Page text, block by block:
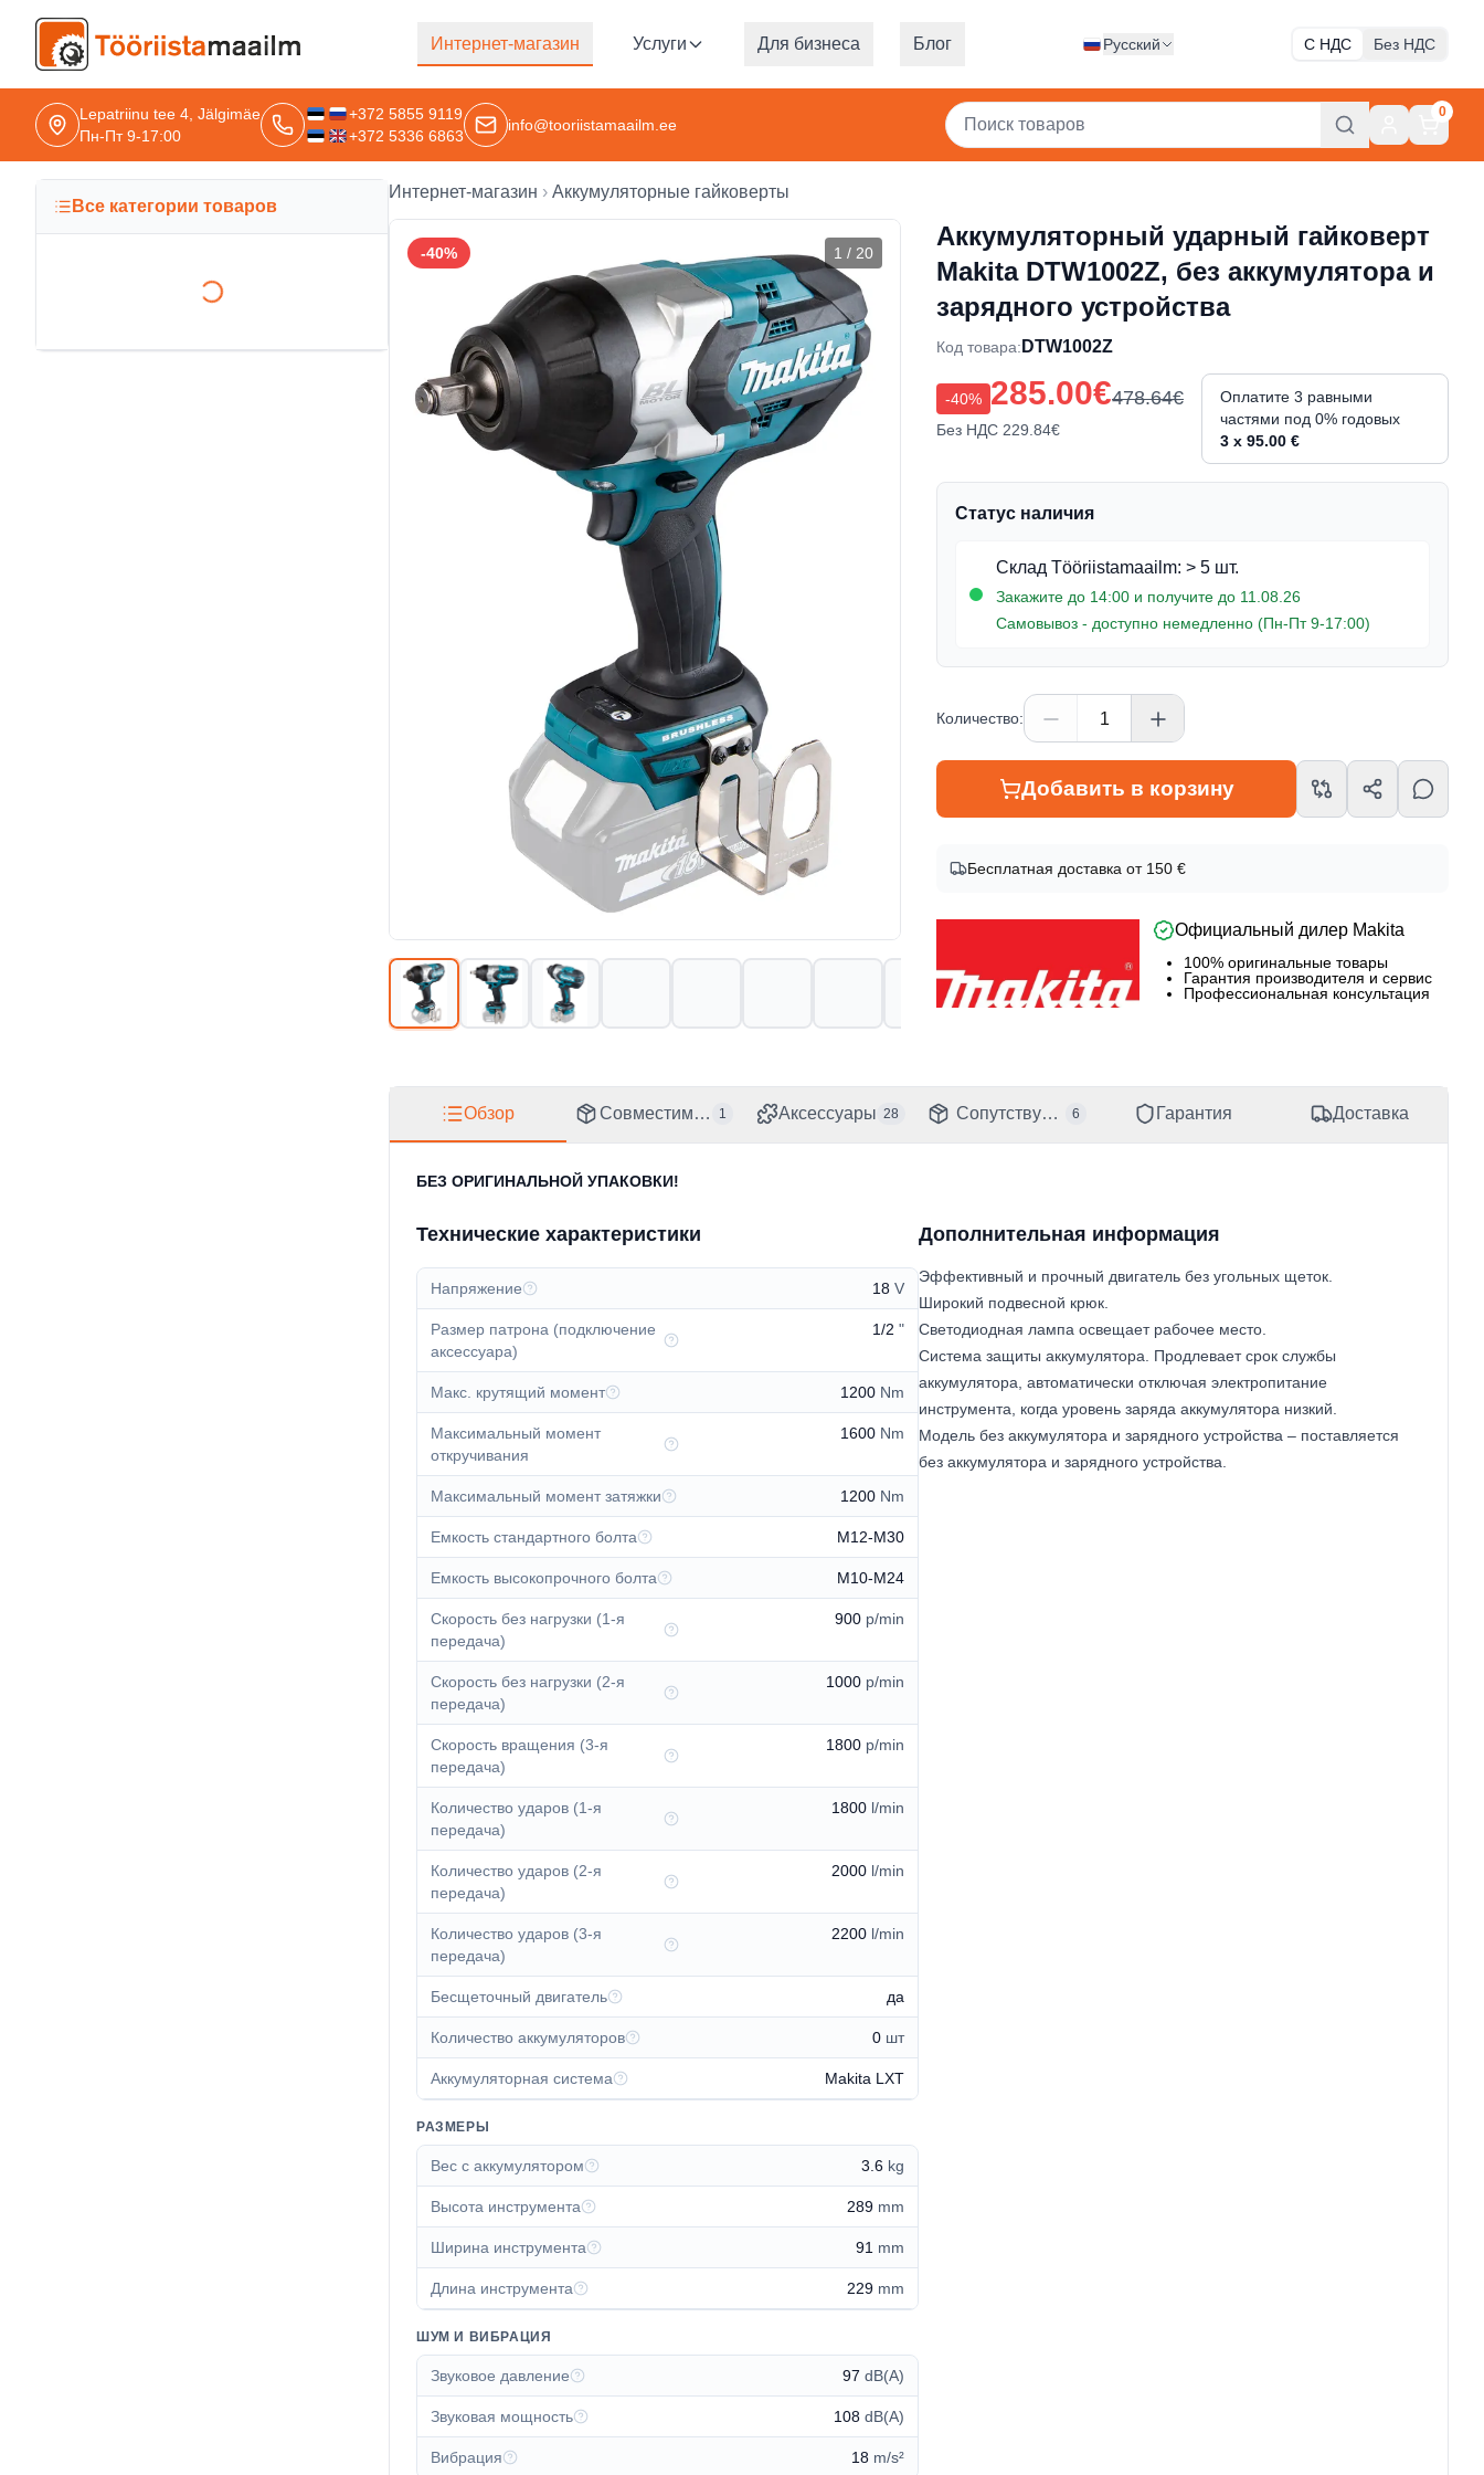
Интернет-магазин
Услуги Для бизнеса Блог Русский С НДС Без НДС
Lepatriinu tee 4, Jälgimäe
Пн-Пт 9-17:00
+372 5855 9119
+372 5336 6863
info@tooriistamaailm.ee
0
Все категории товаров
Интернет-магазин Аккумуляторные гайковерты
-40% 1 / 20
Аккумуляторный ударный гайковерт
Makita DTW1002Z, без аккумулятора и
зарядного устройства
Код товара: DTW1002Z
-40% 285.00€478.64€
Без НДС 229.84€
Оплатите 3 равными
частями под 0% годовых
3 x 95.00 €
Статус наличия
Склад Tööriistamaailm: > 5 шт.
Закажите до 14:00 и получите до 11.08.26
Самовывоз - доступно немедленно (Пн-Пт 9-17:00)
Количество:
Добавить в корзину
EAN
8467292000
Бесплатная доставка от 150 €
Официальный дилер Makita
100% оригинальные товары
Гарантия производителя и сервис
Профессиональная консультация
Обзор Совместимо с 1 Аксессуары 28 Сопутствующие товары
6 Гарантия Доставка
БЕЗ ОРИГИНАЛЬНОЙ УПАКОВКИ!
Технические характеристики
Напряжение 18 V
Размер патрона (подключение
аксессуара)
1/2 "
Макс. крутящий момент 1200 Nm
Максимальный момент
откручивания
1600 Nm
Максимальный момент затяжки 1200 Nm
Емкость стандартного болта M12-M30
Емкость высокопрочного болта M10-M24
Скорость без нагрузки (1-я
передача)
900 p/min
Скорость без нагрузки (2-я
передача)
1000 p/min
Скорость вращения (3-я
передача)
1800 p/min
Количество ударов (1-я
передача)
1800 l/min
Количество ударов (2-я
передача)
2000 l/min
Количество ударов (3-я
передача)
2200 l/min
Бесщеточный двигатель да
Количество аккумуляторов 0 шт
Аккумуляторная система Makita LXT
РАЗМЕРЫ
Вес с аккумулятором 3.6 kg
Высота инструмента 289 mm
Ширина инструмента 91 mm
Длина инструмента 229 mm
ШУМ И ВИБРАЦИЯ
Звуковое давление 97 dB(A)
Звуковая мощность 108 dB(A)
Вибрация 18 m/s²
Дополнительная информация
Эффективный и прочный двигатель без угольных щеток.
Широкий подвесной крюк.
Светодиодная лампа освещает рабочее место.
Система защиты аккумулятора. Продлевает срок службы
аккумулятора, автоматически отключая электропитание
инструмента, когда уровень заряда аккумулятора низкий.
Модель без аккумулятора и зарядного устройства – поставляется
без аккумулятора и зарядного устройства.